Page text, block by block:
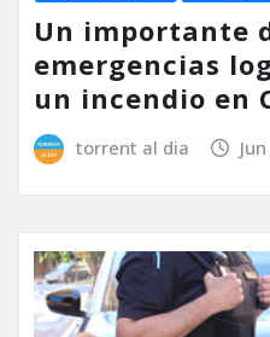
Un importante
emergencias
un incendio en
torrent al dia